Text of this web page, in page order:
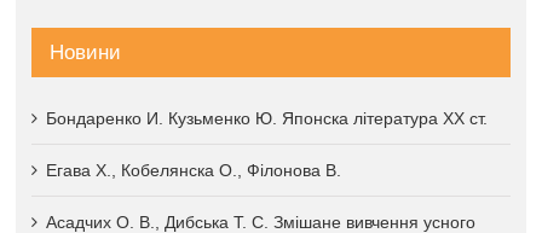
Новини
Бондаренко И. Кузьменко Ю. Японска література XX ст.
Егава Х., Кобелянска О., Філонова В.
Асадчих О. В., Дибська Т. С. Змішане вивчення усного